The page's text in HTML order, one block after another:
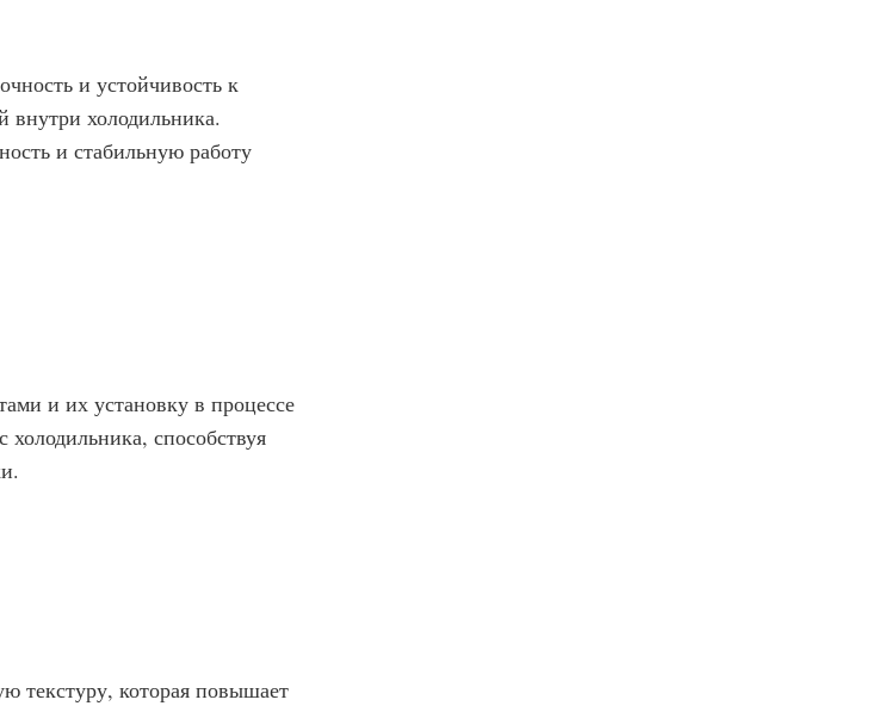
и устойчивость к
внутри холодильника.
и стабильную работу
и их установку в процессе
способствуя
текстуру, которая повышает